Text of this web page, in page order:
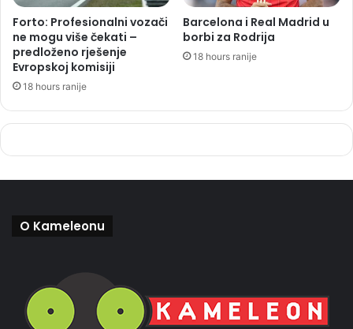
Forto: Profesionalni vozači
ne mogu više čekati –
predloženo rješenje
Evropskoj komisiji
18 hours ranije
Barcelona i Real Madrid u
borbi za Rodrija
18 hours ranije
O Kameleonu